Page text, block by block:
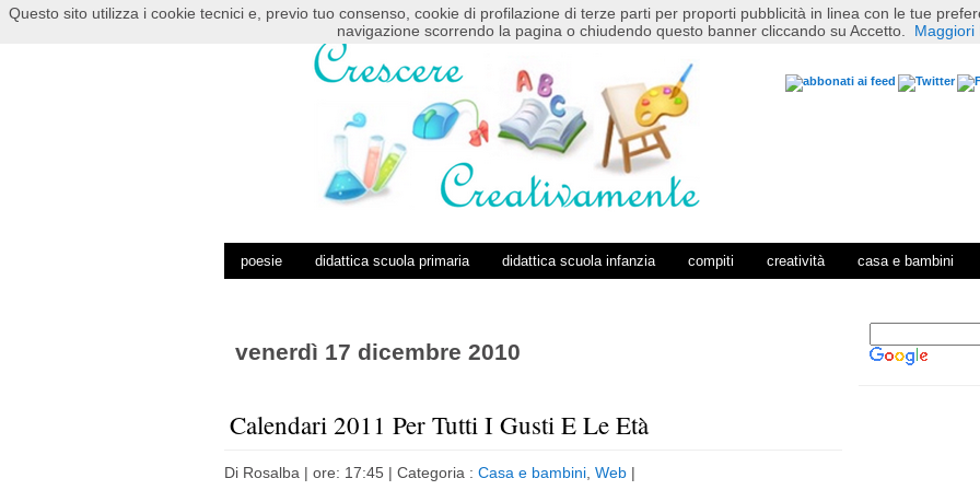
HOME POSTS RSS COMMENTS RSS
poesie didattica scuola primaria didattica scuola infanzia compiti creatività casa e bambini
venerdì 17 dicembre 2010
Calendari 2011 Per Tutti I Gusti E Le Età
Di Rosalba | ore: 17:45 | Categoria : Casa e bambini, Web |
Questo sito utilizza i cookie tecnici e, previo tuo consenso, cookie di profilazione di terze parti per proporti pubblicità in linea con le tue
navigazione scorrendo la pagina o chiudendo questo banner cliccando su Accetto.
Maggiori